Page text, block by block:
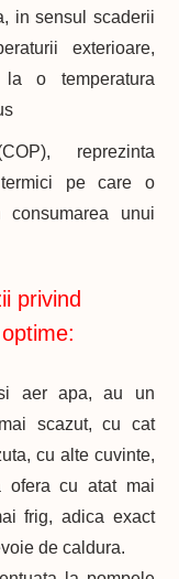
in sensul scaderii
exterioare,
o temperatura
reprezinta
pe care o
unui
privind
aer apa, au un
scazut, cu cat
cu alte cuvinte,
ofera cu atat mai
frig, adica exact
de caldura.